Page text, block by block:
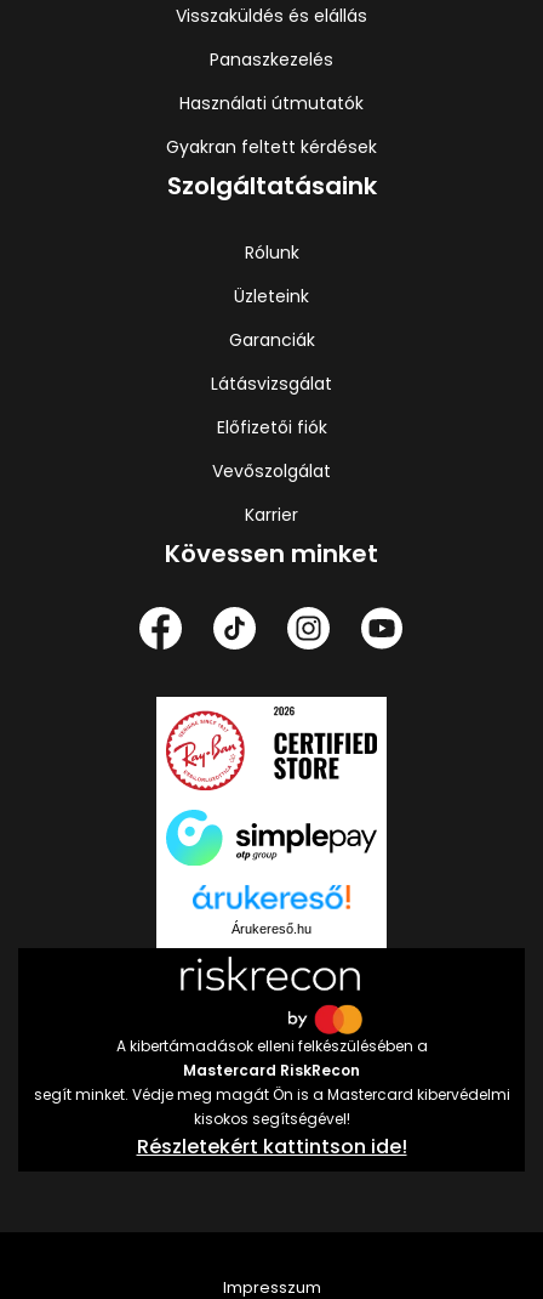
Visszaküldés és elállás
Panaszkezelés
Használati útmutatók
Gyakran feltett kérdések
Szolgáltatásaink
Rólunk
Üzleteink
Garanciák
Látásvizsgálat
Előfizetői fiók
Vevőszolgálat
Karrier
Kövessen minket
Árukereső.hu
A kibertámadások elleni felkészülésében a
Mastercard RiskRecon
segít minket. Védje meg magát Ön is a Mastercard kibervédelmi
kisokos segítségével!
Részletekért kattintson ide!
Impresszum